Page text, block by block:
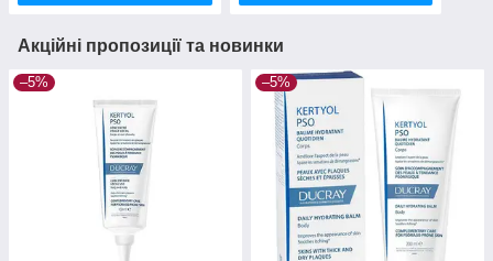
Акційні пропозиції та новинки
–5% –5%